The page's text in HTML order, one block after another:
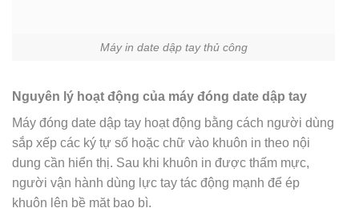
Máy in date dập tay thủ công
Nguyên lý hoạt động của máy đóng date dập tay
Máy đóng date dập tay hoạt động bằng cách người dùng
sắp xếp các ký tự số hoặc chữ vào khuôn in theo nội
dung cần hiển thị. Sau khi khuôn in được thấm mực,
người vận hành dùng lực tay tác động mạnh để ép
khuôn lên bề mặt bao bì.